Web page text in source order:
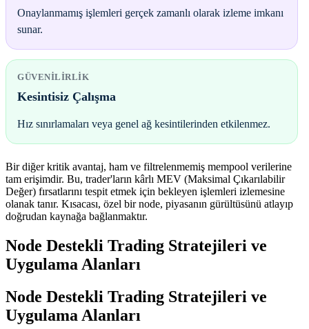
Onaylanmamış işlemleri gerçek zamanlı olarak izleme imkanı
sunar.
GÜVENILIRLIK
Kesintisiz Çalışma
Hız sınırlamaları veya genel ağ kesintilerinden etkilenmez.
Bir diğer kritik avantaj, ham ve filtrelenmemiş mempool verilerine
tam erişimdir. Bu, trader'ların kârlı MEV (Maksimal Çıkarılabilir
Değer) fırsatlarını tespit etmek için bekleyen işlemleri izlemesine
olanak tanır. Kısacası, özel bir node, piyasanın gürültüsünü atlayıp
doğrudan kaynağa bağlanmaktır.
Node Destekli Trading Stratejileri ve
Uygulama Alanları
Node Destekli Trading Stratejileri ve
Uygulama Alanları